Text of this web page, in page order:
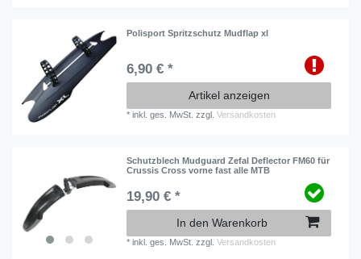
Polisport Spritzschutz Mudflap xl
6,90 € *
Artikel anzeigen
*inkl. ges. MwSt. zzgl.Versandkosten
Schutzblech Mudguard Zefal Deflector FM60 für
Crussis Cross vorne fast alle MTB
19,90 € *
In den Warenkorb
*inkl. ges. MwSt. zzgl.Versandkosten